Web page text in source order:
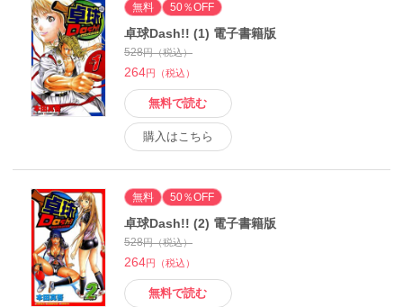
無料 50％OFF
卓球Dash!! (1) 電子書籍版
528円（税込）
264円（税込）
無料で読む
購入はこちら
無料 50％OFF
卓球Dash!! (2) 電子書籍版
528円（税込）
264円（税込）
無料で読む